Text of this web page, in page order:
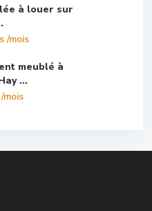
à louer sur
/mois
meublé à
...
/mois